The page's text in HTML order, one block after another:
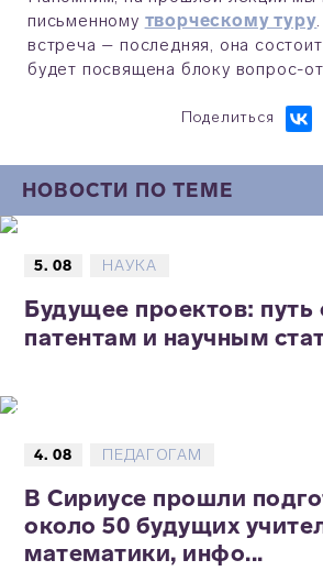
письменному творческому туру
встреча – последняя, она
будет посвящена блоку вопрос-
Поделиться
НОВОСТИ ПО ТЕМЕ
5. 08 НАУКА
Будущее проектов: путь
патентам и научным
4. 08 ПЕДАГОГАМ
В Сириусе прошли
около 50 будущих
математики, инфо...